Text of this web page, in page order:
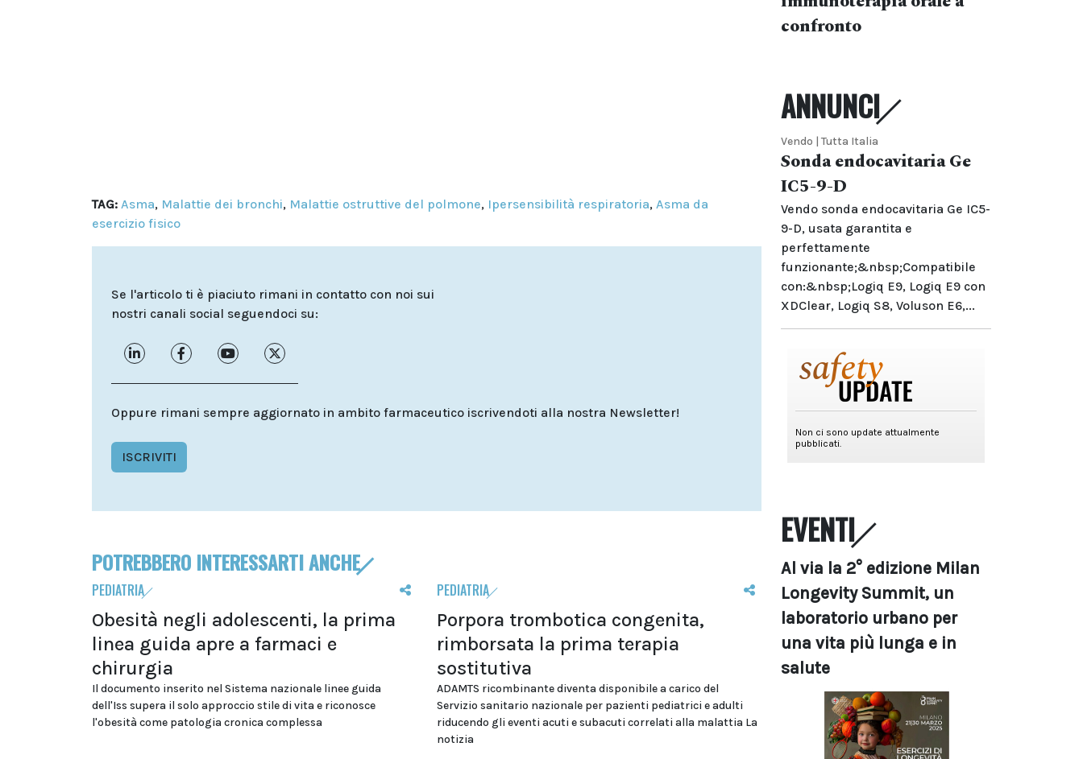
TAG: Asma, Malattie dei bronchi, Malattie ostruttive del polmone, Ipersensibilità respiratoria, Asma da
esercizio fisico
Se l'articolo ti è piaciuto rimani in contatto con noi sui
nostri canali social seguendoci su:
Oppure rimani sempre aggiornato in ambito farmaceutico iscrivendoti alla nostra Newsletter!
ISCRIVITI
POTREBBERO INTERESSARTI ANCHE
PEDIATRIA
Obesità negli adolescenti, la prima
linea guida apre a farmaci e
chirurgia
Il documento inserito nel Sistema nazionale linee guida
dell'Iss supera il solo approccio stile di vita e riconosce
l'obesità come patologia cronica complessa
PEDIATRIA
Porpora trombotica congenita,
rimborsata la prima terapia
sostitutiva
ADAMTS ricombinante diventa disponibile a carico del
Servizio sanitario nazionale per pazienti pediatrici e adulti
riducendo gli eventi acuti e subacuti correlati alla malattia La
notizia
confronto
ANNUNCI
Vendo | Tutta Italia
Sonda endocavitaria Ge
IC5-9-D
Vendo sonda endocavitaria Ge IC5-
9-D, usata garantita e
perfettamente
funzionante;&nbsp;Compatibile
con:&nbsp;Logiq E9, Logiq E9 con
XDClear, Logiq S8, Voluson E6,...
EVENTI
Al via la 2° edizione Milan
Longevity Summit, un
laboratorio urbano per
una vita più lunga e in
salute